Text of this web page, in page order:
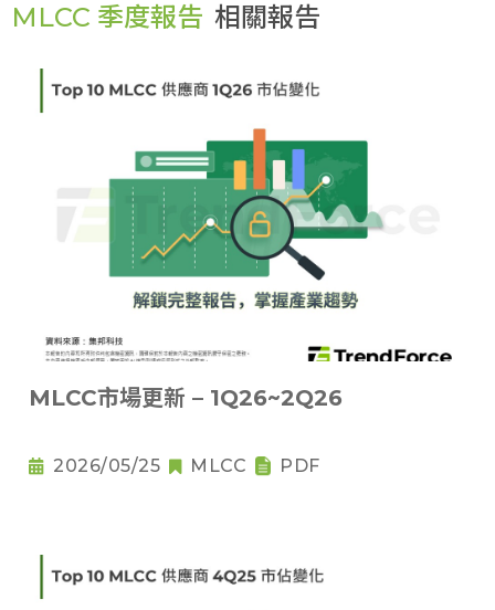
MLCC 季度報告 相關報告
MLCC市場更新 – 1Q26~2Q26
2026/05/25 MLCC PDF